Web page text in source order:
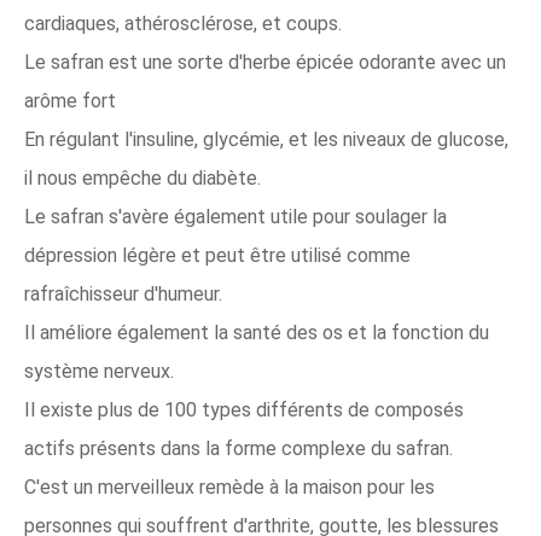
cardiaques, athérosclérose, et coups.
Le safran est une sorte d'herbe épicée odorante avec un
arôme fort
En régulant l'insuline, glycémie, et les niveaux de glucose,
il nous empêche du diabète.
Le safran s'avère également utile pour soulager la
dépression légère et peut être utilisé comme
rafraîchisseur d'humeur.
Il améliore également la santé des os et la fonction du
système nerveux.
Il existe plus de 100 types différents de composés
actifs présents dans la forme complexe du safran.
C'est un merveilleux remède à la maison pour les
personnes qui souffrent d'arthrite, goutte, les blessures